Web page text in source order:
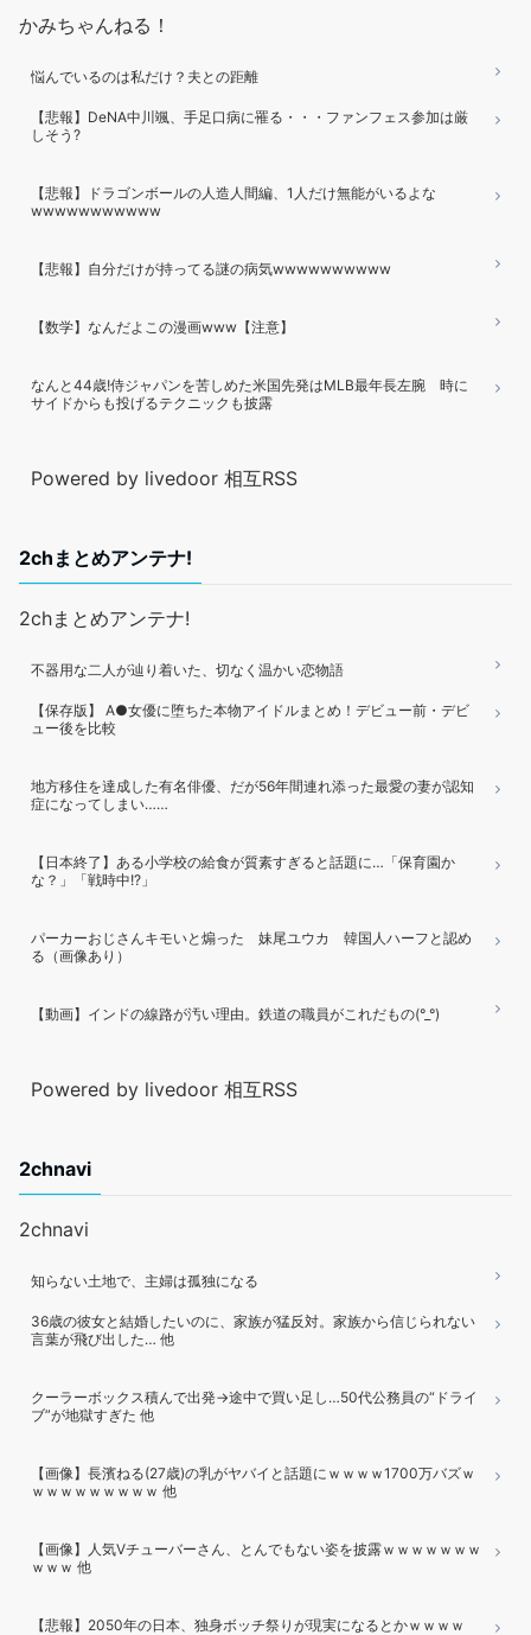
かみちゃんねる！
悩んでいるのは私だけ？夫との距離
【悲報】DeNA中川颯、手足口病に罹る・・・ファンフェス参加は厳
しそう?
【悲報】ドラゴンボールの人造人間編、1人だけ無能がいるよな
wwwwwwwwwww
【悲報】自分だけが持ってる謎の病気wwwwwwwwww
【数学】なんだよこの漫画www【注意】
なんと44歳!侍ジャパンを苦しめた米国先発はMLB最年長左腕 時に
サイドからも投げるテクニックも披露
Powered by livedoor 相互RSS
2chまとめアンテナ!
2chまとめアンテナ!
不器用な二人が辿り着いた、切なく温かい恋物語
【保存版】 A●女優に堕ちた本物アイドルまとめ！デビュー前・デビ
ュー後を比較
地方移住を達成した有名俳優、だが56年間連れ添った最愛の妻が認知
症になってしまい……
【日本終了】ある小学校の給食が質素すぎると話題に…「保育園か
な？」「戦時中!?」
パーカーおじさんキモいと煽った 妹尾ユウカ 韓国人ハーフと認め
る（画像あり）
【動画】インドの線路が汚い理由。鉄道の職員がこれだもの(°_°)
Powered by livedoor 相互RSS
2chnavi
2chnavi
知らない土地で、主婦は孤独になる
36歳の彼女と結婚したいのに、家族が猛反対。家族から信じられない
言葉が飛び出した… 他
クーラーボックス積んで出発→途中で買い足し…50代公務員の“ドライ
ブ”が地獄すぎた 他
【画像】長濱ねる(27歳)の乳がヤバイと話題にｗｗｗｗ1700万バズｗ
ｗｗｗｗｗｗｗｗｗ 他
【画像】人気Vチューバーさん、とんでもない姿を披露ｗｗｗｗｗｗｗ
ｗｗｗ 他
【悲報】2050年の日本、独身ボッチ祭りが現実になるとかｗｗｗｗ